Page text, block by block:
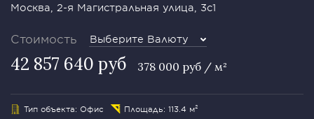
Москва, 2-я Магистральная улица, 3с1
Стоимость Выберите Валюту
42 857 640 руб 378 000 руб / м²
Тип объекта: Офис Площадь: 113.4 м²